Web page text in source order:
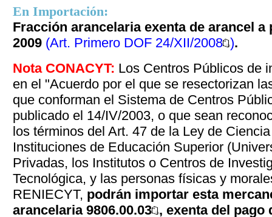
En Importación:
Fracción arancelaria exenta de arancel a
2009 (Art. Primero DOF 24/XII/2008 ).
Nota CONACYT: Los Centros Públicos de
en el "Acuerdo por el que se resectorizan
que conforman el Sistema de Centros
publicado el 14/IV/2003, o que sean
los términos del Art. 47 de la Ley de
Instituciones de Educación Superior
Privadas, los Institutos o Centros de
Tecnológica, y las personas físicas y
RENIECYT, podrán importar esta
arancelaria 9806.00.03 , exenta del pago